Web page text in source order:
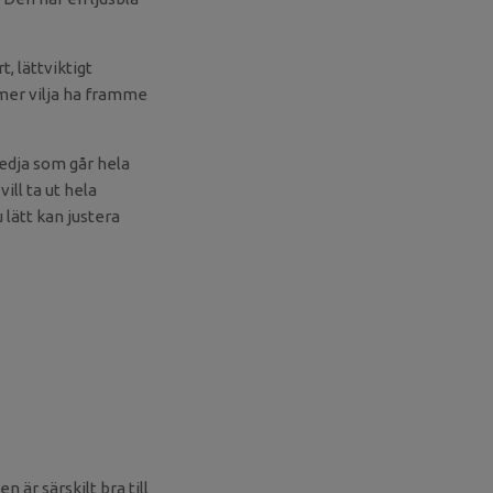
lättviktigt
vilja ha framme
som går hela
ta ut hela
lätt kan justera
är särskilt bra till